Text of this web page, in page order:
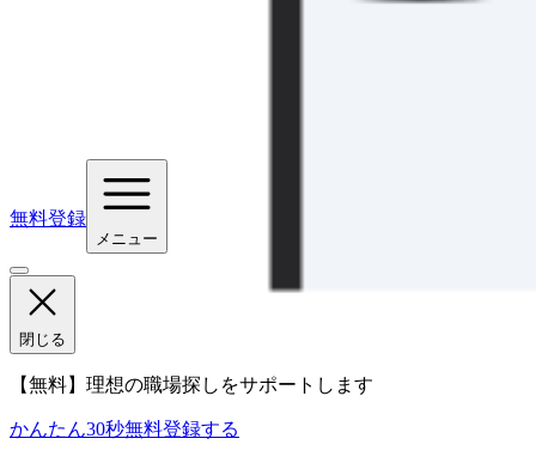
無料登録
メニュー
閉じる
【無料】理想の職場探しをサポートします
かんたん30秒無料登録する